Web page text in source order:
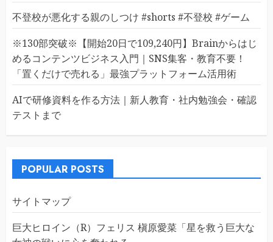
不登校が悪化する親のしつけ #shorts #不登校 #ゲーム
※130部突破※【開始20日で109,240円】Brainからはじ
めるコンテンツビジネス入門｜SNS集客・教育不要！
「置くだけで売れる」最強プラットフォーム活用術
AIで研修資料を作る方法｜新人教育・社内勉強会・確認
テストまで
POPULAR POSTS
サイトマップ
巨大ヒロイン（R）フェリス 槇原愛菜「星を救う巨大な